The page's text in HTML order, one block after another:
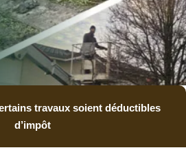
travaux soient déductibles
d’impôt